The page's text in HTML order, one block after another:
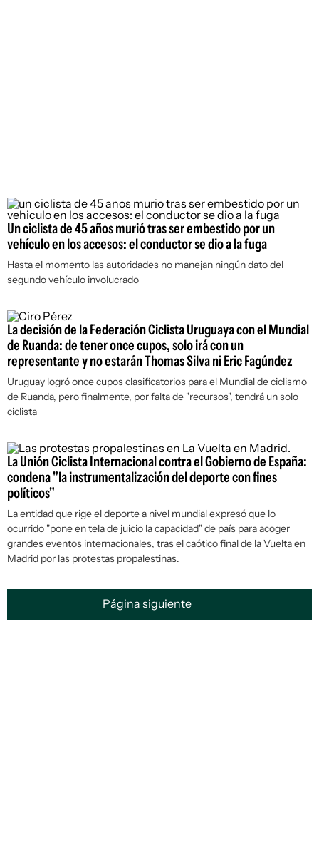
Un ciclista de 45 años murió tras ser embestido por un
vehículo en los accesos: el conductor se dio a la fuga
Hasta el momento las autoridades no manejan ningún dato del
segundo vehículo involucrado
La decisión de la Federación Ciclista Uruguaya con el Mundial
de Ruanda: de tener once cupos, solo irá con un
representante y no estarán Thomas Silva ni Eric Fagúndez
Uruguay logró once cupos clasificatorios para el Mundial de ciclismo
de Ruanda, pero finalmente, por falta de "recursos", tendrá un solo
ciclista
La Unión Ciclista Internacional contra el Gobierno de España:
condena "la instrumentalización del deporte con fines
políticos"
La entidad que rige el deporte a nivel mundial expresó que lo
ocurrido "pone en tela de juicio la capacidad" de país para acoger
grandes eventos internacionales, tras el caótico final de la Vuelta en
Madrid por las protestas propalestinas.
Página siguiente